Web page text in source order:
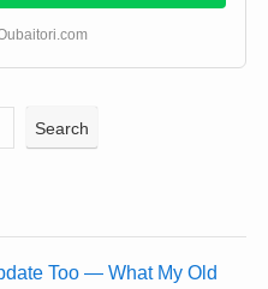
Search
Too — What My Old